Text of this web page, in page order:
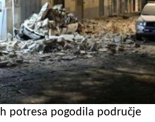
potresa pogodila područje